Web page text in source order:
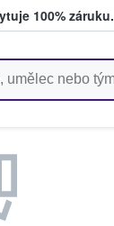
100% záruku.